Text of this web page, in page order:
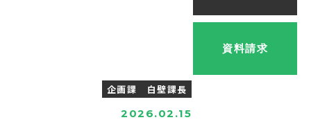
資料請求
企画課 白壁課長
2026.02.15